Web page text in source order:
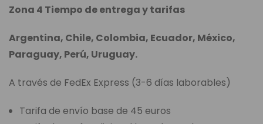
Zona 4 Tiempo de entrega y tarifas
Argentina, Chile, Colombia, Ecuador, México,
Paraguay, Perú, Uruguay.
A través de FedEx Express (3-6 días laborables)
Tarifa de envío base de 45 euros